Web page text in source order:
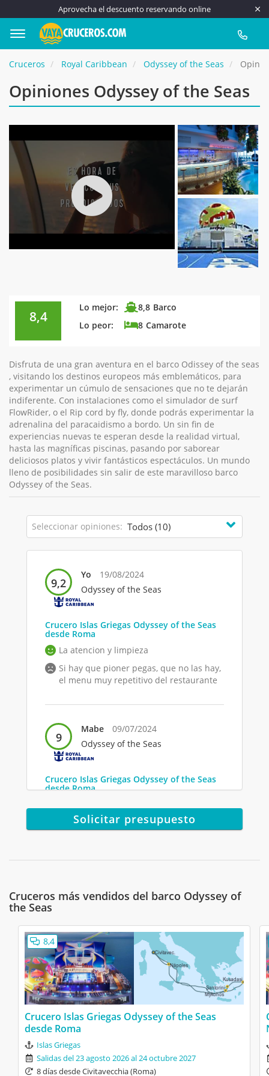
Aprovecha el descuento reservando online
917
Cruceros Royal Caribbean Odyssey of the Seas
Opiniones Odyssey of the Seas
8,4
Lo mejor: 8,8 Barco
Lo peor:
8 Camarote
Disfruta de una gran aventura en el barco Odissey of the seas
, visitando los destinos europeos más emblemáticos, para
experimentar un cúmulo de sensaciones que no te dejarán
indiferente. Con instalaciones como el simulador de surf
FlowRider, o el Rip cord by fly, donde podrás experimentar la
adrenalina del paracaidismo a bordo. Un sin fin de
experiencias nuevas te esperan desde la realidad virtual,
hasta las magníficas piscinas, pasando por saborear
deliciosos platos y vivir fantásticos espectáculos. Un mundo
lleno de posibilidades sin salir de este maravilloso barco
Odyssey of the Seas.
Seleccionar opiniones:
9,2
Yo
19/08/2024
Odyssey of the Seas
Crucero Islas Griegas Odyssey of the Seas
desde Roma
La atencion y limpieza
Si hay que pioner pegas, que no las hay,
el menu muy repetitivo del restaurante
9
Mabe
09/07/2024
Odyssey of the Seas
Crucero Islas Griegas Odyssey of the Seas
desde Roma
areas
El pan!!!
9,6
Odyssey of the Seas
Crucero Islas Griegas Odyssey of the Seas
desde Roma
Nuestros camareros asignados , son
super amables y con una gran sonrrisa
Poca piscinas para tanta gente , muy
masificadas
6
Odyssey of the Seas
Solicitar presupuesto
Cruceros más vendidos del barco Odyssey of
the Seas
8,4
Crucero Islas Griegas Odyssey of the Seas
desde Roma
Islas Griegas
Salidas del 23 agosto 2026 al 24 octubre 2027
8 días desde Civitavecchia (Roma)